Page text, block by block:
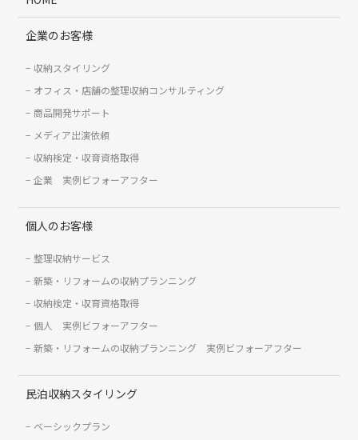
企業のお客様
収納スタイリング
オフィス・店舗の整理収納コンサルティング
商品開発サポート
メディア出演依頼
収納検定・収育資格取得
企業 実例ビフォーアフター
個人のお客様
整理収納サービス
新築・リフォームの収納プランニング
収納検定・収育資格取得
個人 実例ビフォーアフター
新築・リフォームの収納プランニング 実例ビフォーアフター
民泊収納スタイリング
ベーシックプラン